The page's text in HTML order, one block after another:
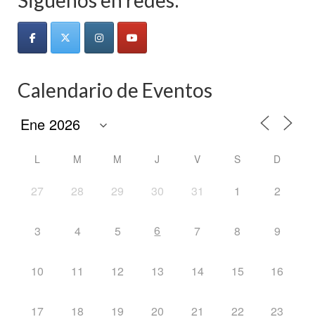
Calendario de Eventos
L M M J V S D
27 28 29 30 31 1 2
3 4 5 6 7 8 9
10 11 12 13 14 15 16
17 18 19 20 21 22 23